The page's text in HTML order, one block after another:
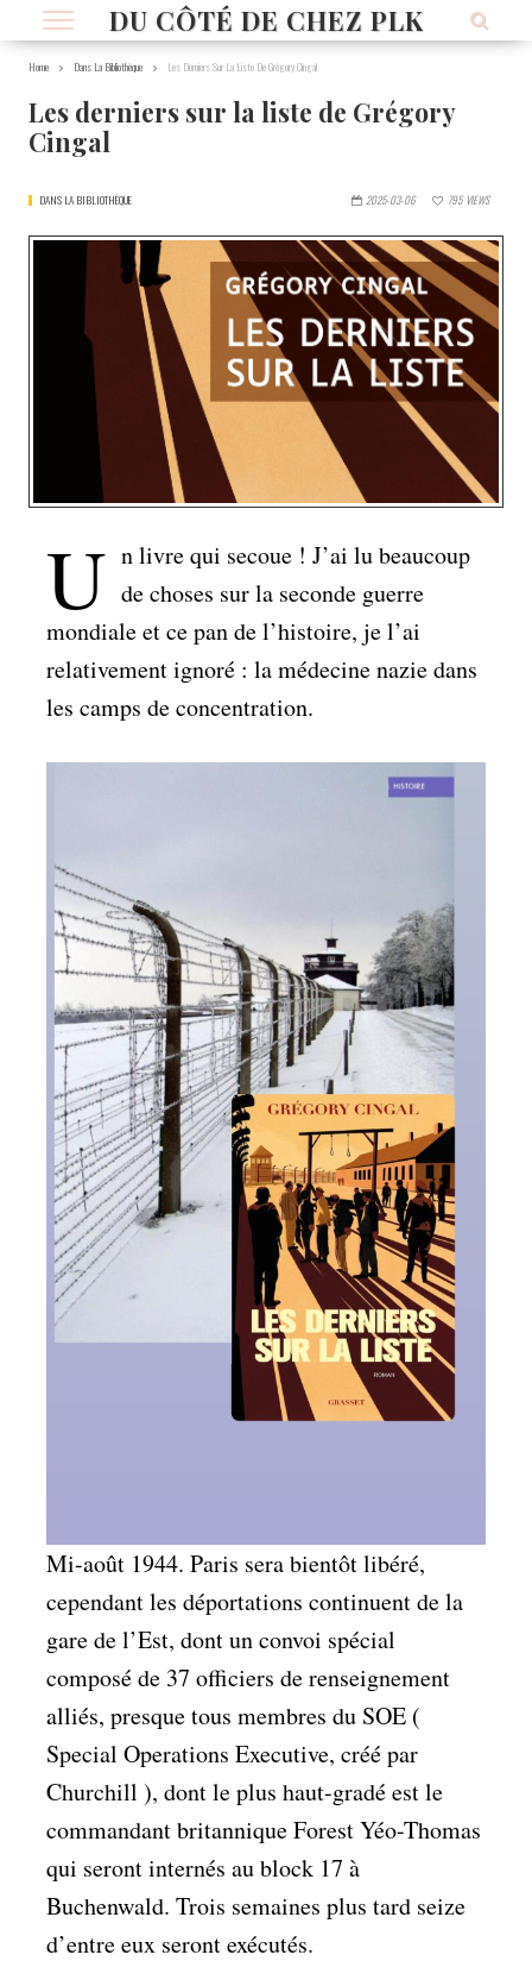
DU CÔTÉ DE CHEZ PLK
Home Dans La Bibliothèque Les Derniers Sur La Liste De Grégory Cingal
Les derniers sur la liste de Grégory
Cingal
DANS LA BIBLIOTHÈQUE 2025-03-06 795 VIEWS
U n livre qui secoue ! J’ai lu beaucoup
de choses sur la seconde guerre
mondiale et ce pan de l’histoire, je l’ai
relativement ignoré : la médecine nazie dans
les camps de concentration.
Mi-août 1944. Paris sera bientôt libéré,
cependant les déportations continuent de la
gare de l’Est, dont un convoi spécial
composé de 37 officiers de renseignement
alliés, presque tous membres du SOE (
Special Operations Executive, créé par
Churchill ), dont le plus haut-gradé est le
commandant britannique Forest Yéo-Thomas
qui seront internés au block 17 à
Buchenwald. Trois semaines plus tard seize
d’entre eux seront exécutés.